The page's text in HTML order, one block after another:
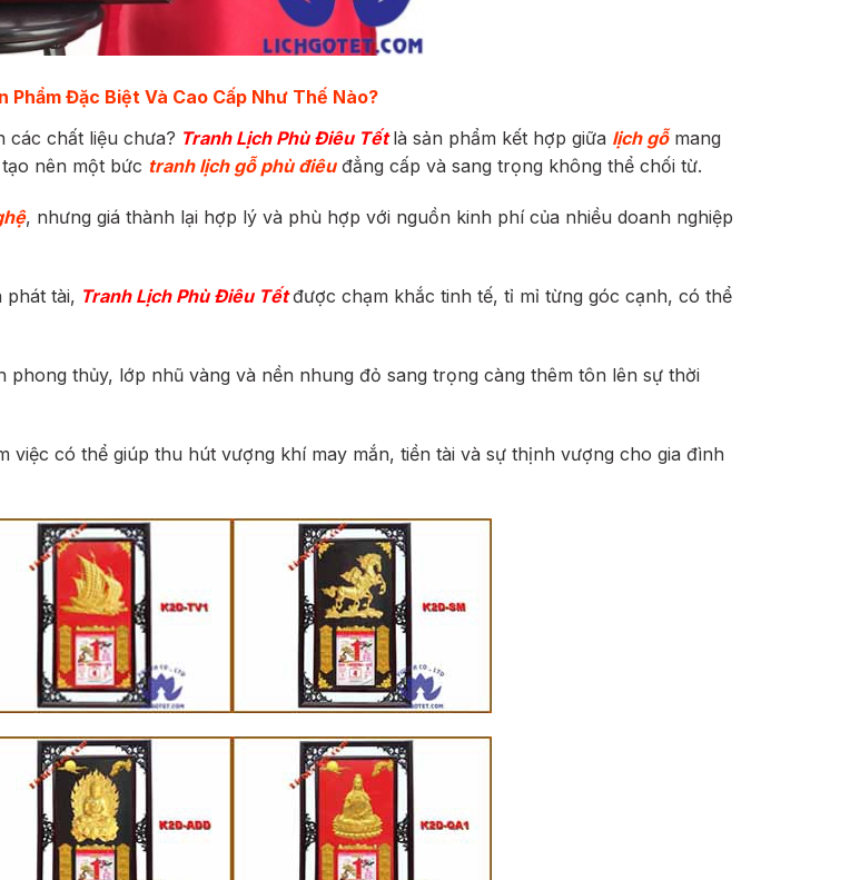
Phẩm Đặc Biệt Và Cao Cấp Như Thế Nào?
các chất liệu chưa? Tranh Lịch Phù Điêu Tếtlà sản phẩm kết hợp giữa lịch gỗmang
nên một bức tranh lịch gỗ phù điêuđẳng cấp và sang trọng không thể chối từ.
, nhưng giá thành lại hợp lý và phù hợp với nguồn kinh phí của nhiều doanh nghiệp
phát tài, Tranh Lịch Phù Điêu Tết được chạm khắc tinh tế, tỉ mỉ từng góc cạnh, có thể
thủy, lớp nhũ vàng và nền nhung đỏ sang trọng càng thêm tôn lên sự thời
có thể giúp thu hút vượng khí may mắn, tiền tài và sự thịnh vượng cho gia đình